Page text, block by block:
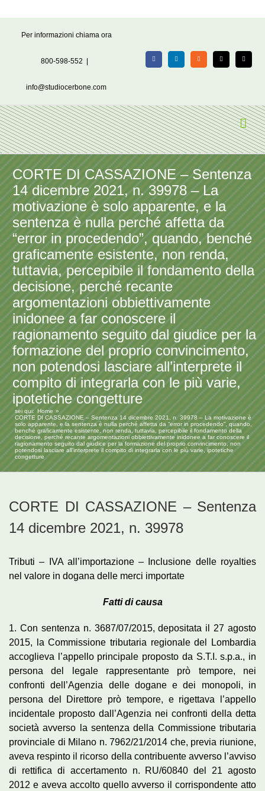
Per informazioni chiama ora
800-598-552
info@studiocerbone.com
FacebookLinkedIn Rss X Email
CORTE DI CASSAZIONE – Sentenza
14 dicembre 2021, n. 39978 – La
motivazione è solo apparente, e la
sentenza è nulla perché affetta da
“error in procedendo”, quando, benché
graficamente esistente, non renda,
tuttavia, percepibile il fondamento della
decisione, perché recante
argomentazioni obbiettivamente
inidonee a far conoscere il
ragionamento seguito dal giudice per la
formazione del proprio convincimento,
non potendosi lasciare all’interprete il
compito di integrarla con le più varie,
ipotetiche congetture
sei qui: Home
CORTE DI CASSAZIONE – Sentenza 14 dicembre 2021, n. 39978 – La motivazione è
solo apparente, e la sentenza è nulla perché affetta da “error in procedendo”, quando,
benché graficamente esistente, non renda, tuttavia, percepibile il fondamento della
decisione, perché recante argomentazioni obbiettivamente inidonee a far conoscere il
ragionamento seguito dal giudice per la formazione del proprio convincimento, non
potendosi lasciare all’interprete il compito di integrarla con le più varie, ipotetiche
congetture
CORTE DI CASSAZIONE – Sentenza
14 dicembre 2021, n. 39978
Tributi – IVA all’importazione – Inclusione delle royalties
nel valore in dogana delle merci importate
Fatti di causa
1. Con sentenza n. 3687/07/2015, depositata il 27 agosto
2015, la Commissione tributaria regionale del Lombardia
accoglieva l’appello principale proposto da S.T.I. s.p.a., in
persona del legale rappresentante prò tempore, nei
confronti dell’Agenzia delle dogane e dei monopoli, in
persona del Direttore prò tempore, e rigettava l’appello
incidentale proposto dall’Agenzia nei confronti della detta
società avverso la sentenza della Commissione tributaria
provinciale di Milano n. 7962/21/2014 che, previa riunione,
aveva respinto il ricorso della contribuente avverso l’avviso
di rettifica di accertamento n. RU/60840 del 21 agosto
2012 e aveva accolto quello avverso il corrispondente atto